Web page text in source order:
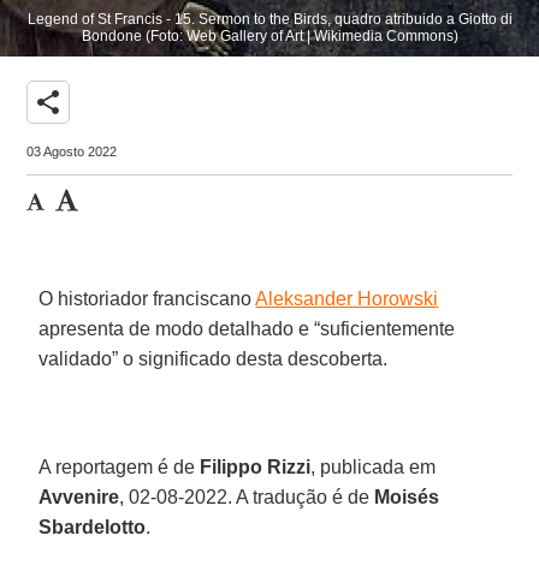
Legend of St Francis - 15. Sermon to the Birds, quadro atribuido a Giotto di
Bondone (Foto: Web Gallery of Art | Wikimedia Commons)
share
03 Agosto 2022
O historiador franciscanoAleksander Horowski
apresenta de modo detalhado e “suficientemente
validado” o significado desta descoberta.
A reportagem é de Filippo Rizzi, publicada em
Avvenire, 02-08-2022. A tradução é de Moisés
Sbardelotto.